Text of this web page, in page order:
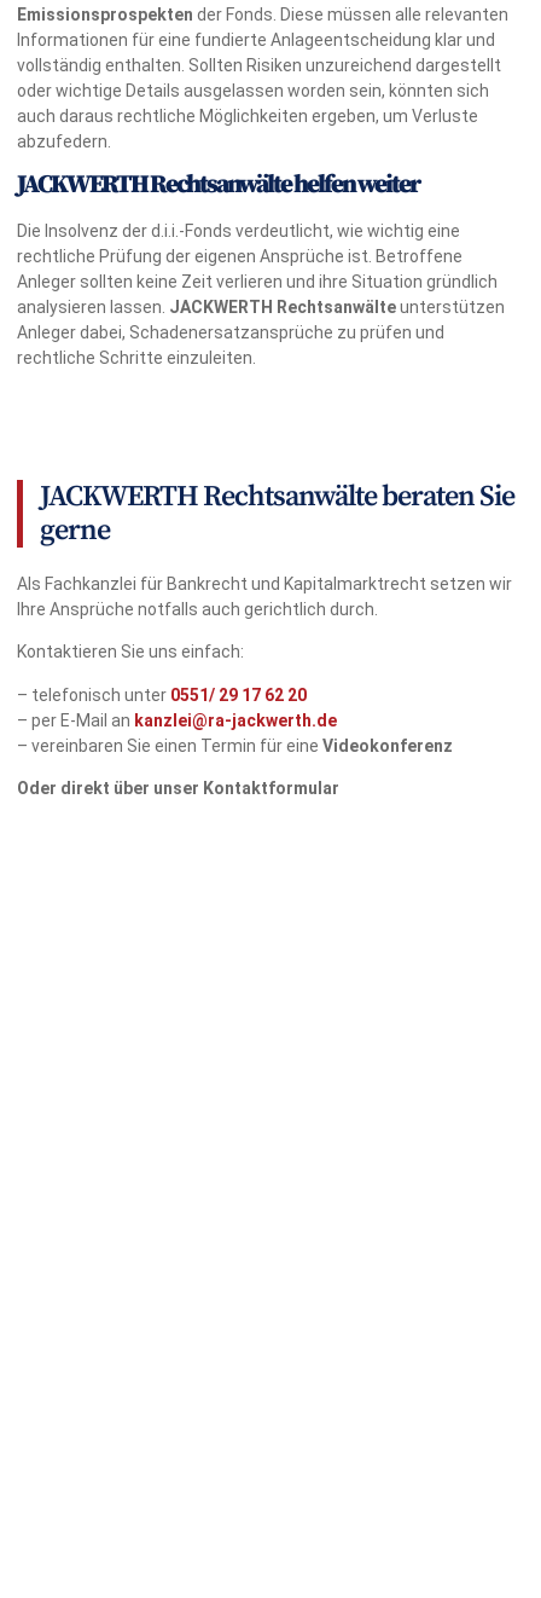
Emissionsprospekten der Fonds. Diese müssen alle relevanten
Informationen für eine fundierte Anlageentscheidung klar und
vollständig enthalten. Sollten Risiken unzureichend dargestellt
oder wichtige Details ausgelassen worden sein, könnten sich
auch daraus rechtliche Möglichkeiten ergeben, um Verluste
abzufedern.
JACKWERTH Rechtsanwälte helfen weiter
Die Insolvenz der d.i.i.-Fonds verdeutlicht, wie wichtig eine
rechtliche Prüfung der eigenen Ansprüche ist. Betroffene
Anleger sollten keine Zeit verlieren und ihre Situation gründlich
analysieren lassen. JACKWERTH Rechtsanwälteunterstützen
Anleger dabei, Schadenersatzansprüche zu prüfen und
rechtliche Schritte einzuleiten.
JACKWERTH Rechtsanwälte beraten Sie
gerne
Als Fachkanzlei für Bankrecht und Kapitalmarktrecht setzen wir
Ihre Ansprüche notfalls auch gerichtlich durch.
Kontaktieren Sie uns einfach:
– telefonisch unter 0551/ 29 17 62 20
– per E-Mail an kanzlei@ra-jackwerth.de
– vereinbaren Sie einen Termin für eine Videokonferenz
Oder direkt über unser Kontaktformular